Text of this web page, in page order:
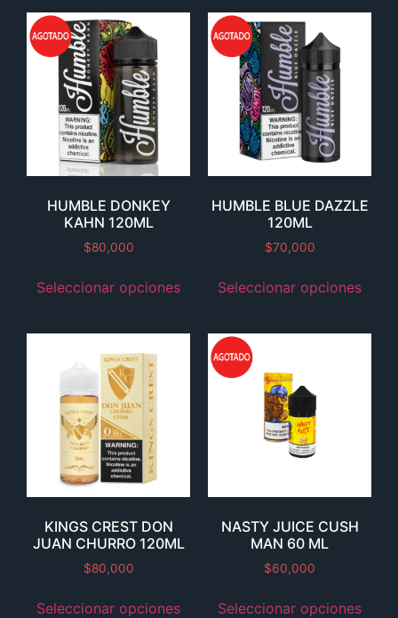
HUMBLE DONKEY
KAHN 120ML
$80,000
Seleccionar opciones
HUMBLE BLUE DAZZLE
120ML
$70,000
Seleccionar opciones
KINGS CREST DON
JUAN CHURRO 120ML
$80,000
Seleccionar opciones
NASTY JUICE CUSH
MAN 60 ML
$60,000
Seleccionar opciones